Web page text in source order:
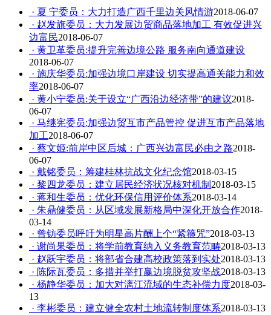
· 夏 宁委员：大力打造广西千里边关风情游2018-06-07
· 赵发旗委员：大力发展边贸商品落地加工 有效促进兴
边富民2018-06-07
· 黄卫革委员:提升完善边境公路 服务南向通道建设
2018-06-07
· 施庆华委员:加强边境口岸建设 切实提高通关能力和效
率2018-06-07
· 黄小宁委员:关于设立“广西沿边经济带”的建议2018-
06-07
· 马继宪委员:加强边贸互市产品管控 促进互市产品落地
加工2018-06-07
· 蔡文姬:前岸中区后城：广西兴边富民必由之路2018-
06-07
· 戴铭委员：筹建桂林抗战文化纪念馆2018-03-15
· 黎四龙委员：建立居民经济状况核对机制 2018-03-15
· 蒋和生委员：优化环保信用评价体系2018-03-14
· 朱鼎健委员：从区域发展新格局中深化开放合作2018-
03-14
· 曾钫委员呼吁为明星高片酬上个“紧箍咒”2018-03-13
· 谢尚果委员：将学前教育纳入义务教育范畴2018-03-13
· 赵跃宇委员：将部省合建高校政策落到实处2018-03-13
· 陈际瓦委员：多措并举打赢边境脱贫攻坚战2018-03-13
· 杨静华委员：加大对漓江流域的生态补偿力度2018-03-
13
· 李彬委员：建立健全农村土地流转制度体系2018-03-13